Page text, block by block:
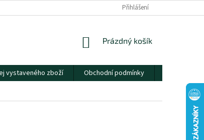
Přihlášení
NÁKUPNÍ
Prázdný košík
vystaveného zboží Obchodní podmínky